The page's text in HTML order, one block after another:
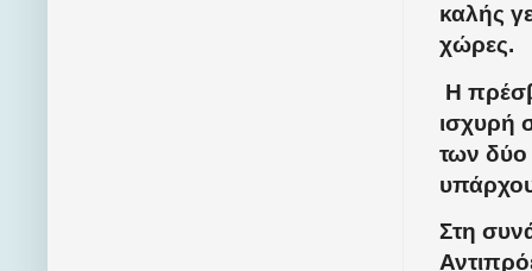
καλής
χώρες.
Η
ισχυρή
των δύο
Στη